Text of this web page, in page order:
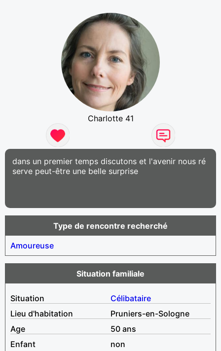
Charlotte 41
dans un premier temps discutons et l'avenir nous ré
serve peut-être une belle surprise
Type de rencontre recherché
Amoureuse
Situation familiale
Situation
Célibataire
Lieu d'habitation
Pruniers-en-Sologne
Age
50 ans
Enfant
non